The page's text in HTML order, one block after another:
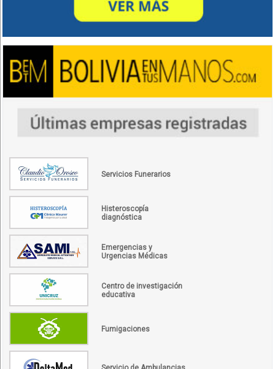
Servicios Funerarios
Histeroscopía
diagnóstica
Emergencias y
Urgencias Médicas
Centro de investigación
educativa
Fumigaciones